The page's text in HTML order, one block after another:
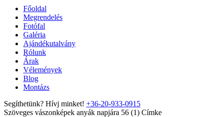
Főoldal
Megrendelés
Fotófal
Galéria
Ajándékutalvány
Rólunk
Árak
Vélemények
Blog
Montázs
Segíthetünk? Hívj minket! +36-20-933-0915
Szöveges vászonképek anyák napjára 56 (1) Címke